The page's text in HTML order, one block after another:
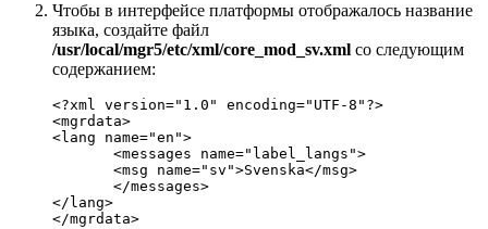
Чтобы в интерфейсе платформы отображалось название
языка, создайте файл
/usr/local/mgr5/etc/xml/core_mod_sv.xml со следующим
содержанием:
<?xml version="1.0" encoding="UTF-8"?>
<mgrdata>
<lang name="en">
       <messages name="label_langs">
       <msg name="sv">Svenska</msg>
       </messages>
</lang>
</mgrdata>